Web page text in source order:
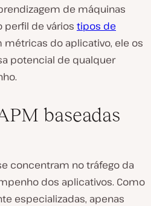
de máquinas
perfil de vários tipos de
métricas do aplicativo, ele os
potencial de qualquer
baseadas
concentram no tráfego da
dos aplicativos. Como
especializadas, apenas